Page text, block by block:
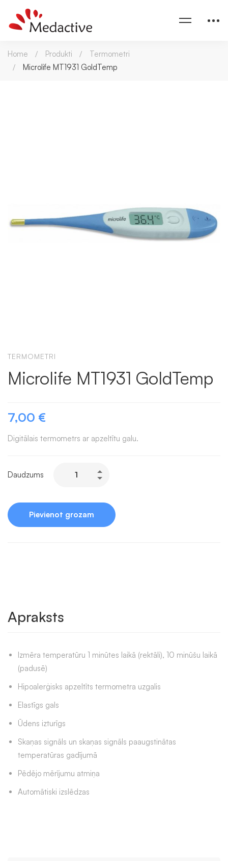
Home Produkti
Termometri
Microlife MT1931 GoldTemp
TERMOMETRI
Microlife MT1931 GoldTemp
7,00 €
Digitālais termometrs ar apzeltītu galu.
Daudzums
Pievienot grozam
Apraksts
Izmēra temperatūru 1 minūtes laikā (rektāli), 10 minūšu laikā
(padusē)
Hipoalerģisks apzeltīts termometra uzgalis
Elastīgs gals
Ūdens izturīgs
Skaņas signāls un skaņas signāls paaugstinātas
temperatūras gadījumā
Pēdējo mērījumu atmiņa
Automātiski izslēdzas